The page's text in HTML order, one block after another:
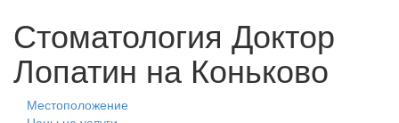
Стоматология Доктор
Лопатин на Коньково
Местоположение